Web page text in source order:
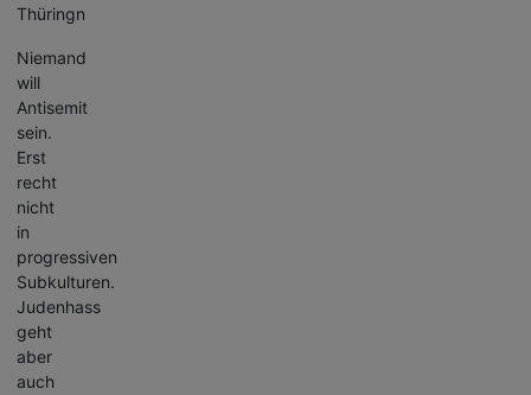
Thüringn
Niemand
will
Antisemit
sein.
Erst
recht
nicht
in
progressiven
Subkulturen.
Judenhass
geht
aber
auch